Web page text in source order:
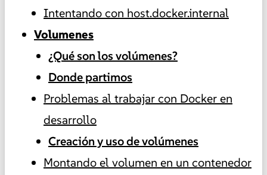
Intentando con host.docker.internal
Volumenes
¿Qué son los volúmenes?
Donde partimos
Problemas al trabajar con Docker en
desarrollo
Creación y uso de volúmenes
Montando el volumen en un contenedor